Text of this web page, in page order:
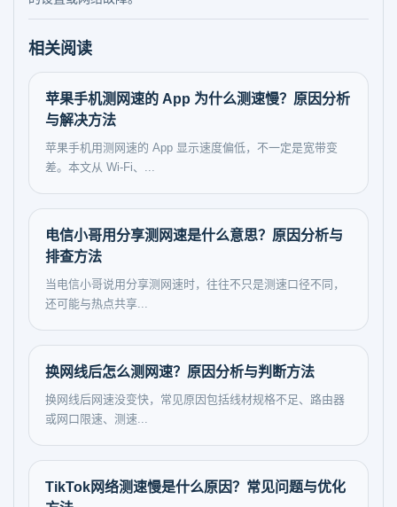
相关阅读
苹果手机测网速的 App 为什么测速慢？原因分析
与解决方法
苹果手机用测网速的 App 显示速度偏低，不一定是宽带变
差。本文从 Wi-Fi、...
电信小哥用分享测网速是什么意思？原因分析与
排查方法
当电信小哥说用分享测网速时，往往不只是测速口径不同，
还可能与热点共享...
换网线后怎么测网速？原因分析与判断方法
换网线后网速没变快，常见原因包括线材规格不足、路由器
或网口限速、测速...
TikTok网络测速慢是什么原因？常见问题与优化